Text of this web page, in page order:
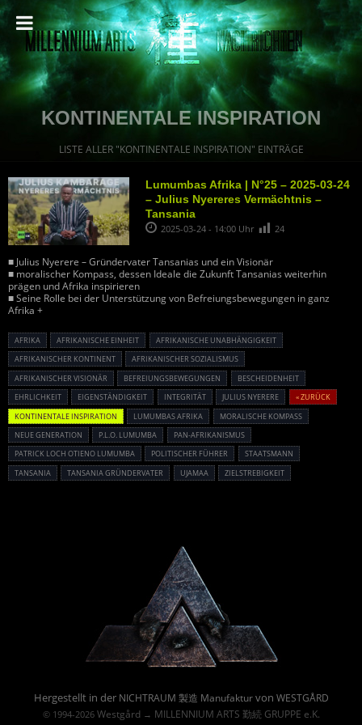
KONTINENTALE INSPIRATION
LISTE ALLER "KONTINENTALE INSPIRATION" EINTRÄGE
Lumumbas Afrika | N°25 – 2025-03-24
– Julius Nyereres Vermächtnis –
Tansania
2025-03-24 - 14:00 Uhr 24
■ Julius Nyerere – Gründervater Tansanias und ein Visionär
■ moralischer Kompass, dessen Ideale die Zukunft Tansanias weiterhin
prägen und Afrika inspirieren
■ Seine Rolle bei der Unterstützung von Befreiungsbewegungen in ganz
Afrika +
AFRIKA AFRIKANISCHE EINHEIT
AFRIKANISCHE UNABHÄNGIGKEIT
AFRIKANISCHER KONTINENT
AFRIKANISCHER SOZIALISMUS
AFRIKANISCHER VISIONÄR
BEFREIUNGSBEWEGUNGEN
BESCHEIDENHEIT
EHRLICHKEIT
EIGENSTÄNDIGKEIT INTEGRITÄT JULIUS NYERERE
« ZURÜCK
KONTINENTALE INSPIRATION
LUMUMBAS AFRIKA
MORALISCHE KOMPASS
NEUE GENERATION
P.L.O. LUMUMBA
PAN-AFRIKANISMUS
PATRICK LOCH OTIENO LUMUMBA
POLITISCHER FÜHRER
STAATSMANN
TANSANIA
TANSANIA GRÜNDERVATER UJAMAA ZIELSTREBIGKEIT
Hergestellt in der NICHTRAUM 製造 Manufakturvon WESTGÅRD
© 1994-2026 Westgård→ MILLENNIUM ARTS 勤続 GRUPPE e.K.
Powered By :